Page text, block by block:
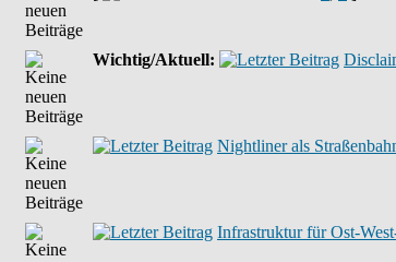
Wichtig/Aktuell:
Nightliner als
Infrastruktur für Ost-